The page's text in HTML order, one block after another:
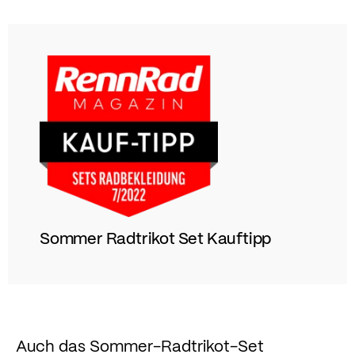
Sommer Radtrikot Set Kauftipp
Auch das Sommer-Radtrikot-Set